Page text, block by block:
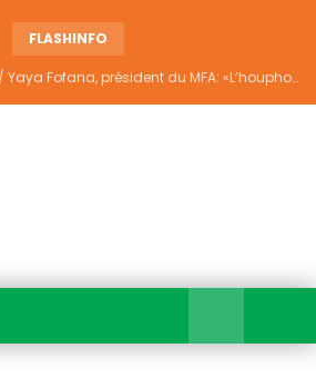
FLASHINFO
Fête de l’indépendance / Yaya Fofana, président du MFA: «L’houphouëtisme véritable ne divise pas»